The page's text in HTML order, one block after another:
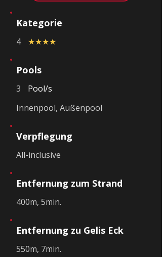
Kategorie
4 ★★★★
Pools
3
Pool/s
Innenpool, Außenpool
Verpflegung
All-inclusive
Entfernung zum Strand
400m, 5min.
Entfernung zu Gelis Eck
550m, 7min.